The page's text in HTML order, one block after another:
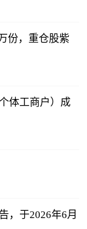
份，重仓股紫
体工商户）成
，于2026年6月